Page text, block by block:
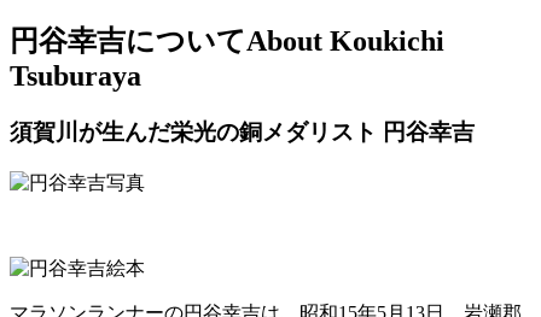
円谷幸吉についてAbout Koukichi
Tsuburaya
須賀川が生んだ栄光の銅メダリスト 円谷幸吉
マラソンランナーの円谷幸吉は、昭和15年5月13日、岩瀬郡